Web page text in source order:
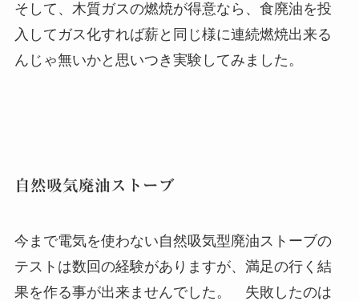
そして、木質ガスの燃焼が得意なら、食廃油を投
入してガス化すれば薪と同じ様に連続燃焼出来る
んじゃ無いかと思いつき実験してみました。
自然吸気廃油ストーブ
今まで電気を使わない自然吸気型廃油ストーブの
テストは数回の経験がありますが、満足の行く結
果を作る事が出来ませんでした。 失敗したのは